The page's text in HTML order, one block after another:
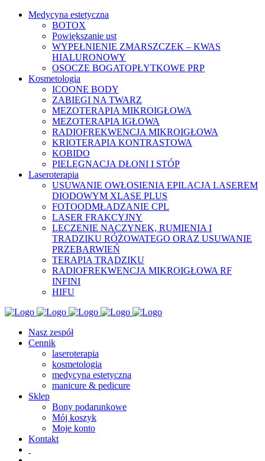
Medycyna estetyczna
BOTOX
Powiększanie ust
WYPEŁNIENIE ZMARSZCZEK – KWAS
HIALURONOWY
OSOCZE BOGATOPŁYTKOWE PRP
Kosmetologia
ICOONE BODY
ZABIEGI NA TWARZ
MEZOTERAPIA MIKROIGŁOWA
MEZOTERAPIA IGŁOWA
RADIOFREKWENCJA MIKROIGŁOWA
KRIOTERAPIA KONTRASTOWA
KOBIDO
PIELĘGNACJA DŁONI I STÓP
Laseroterapia
USUWANIE OWŁOSIENIA EPILACJA LASEREM
DIODOWYM XLASE PLUS
FOTOODMŁADZANIE CPL
LASER FRAKCYJNY
LECZENIE NACZYNEK, RUMIENIA I
TRADZIKU RÓŻOWATEGO ORAZ USUWANIE
PRZEBARWIEŃ
TERAPIA TRĄDZIKU
RADIOFREKWENCJA MIKROIGŁOWA RF
INFINI
HIFU
Nasz zespół
Cennik
laseroterapia
kosmetologia
medycyna estetyczna
manicure & pedicure
Sklep
Bony podarunkowe
Mój koszyk
Moje konto
Kontakt